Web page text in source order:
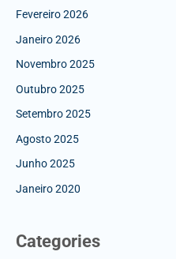
Fevereiro 2026
Janeiro 2026
Novembro 2025
Outubro 2025
Setembro 2025
Agosto 2025
Junho 2025
Janeiro 2020
Categories